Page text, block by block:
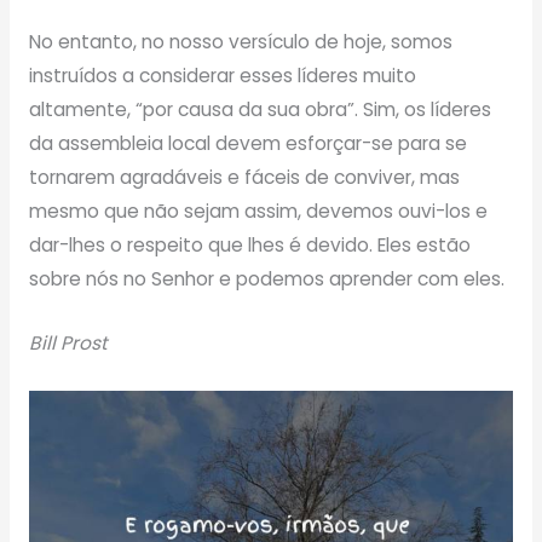
No entanto, no nosso versículo de hoje, somos
instruídos a considerar esses líderes muito
altamente, “por causa da sua obra”. Sim, os líderes
da assembleia local devem esforçar-se para se
tornarem agradáveis ​​e fáceis de conviver, mas
mesmo que não sejam assim, devemos ouvi-los e
dar-lhes o respeito que lhes é devido. Eles estão
sobre nós no Senhor e podemos aprender com eles.
Bill Prost